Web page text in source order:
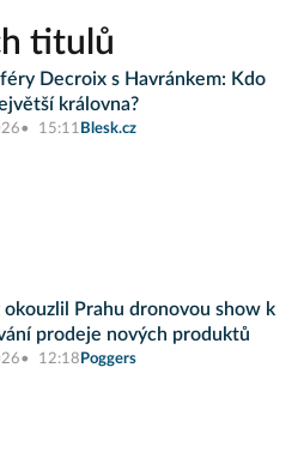
titulů
Decroix s Havránkem: Kdo
královna?
15:11 Blesk.cz
okouzlil Prahu dronovou show k
prodeje nových produktů
12:18 Poggers